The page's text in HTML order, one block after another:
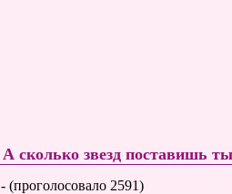
А сколько звезд поставишь
- (проголосовало 2591)